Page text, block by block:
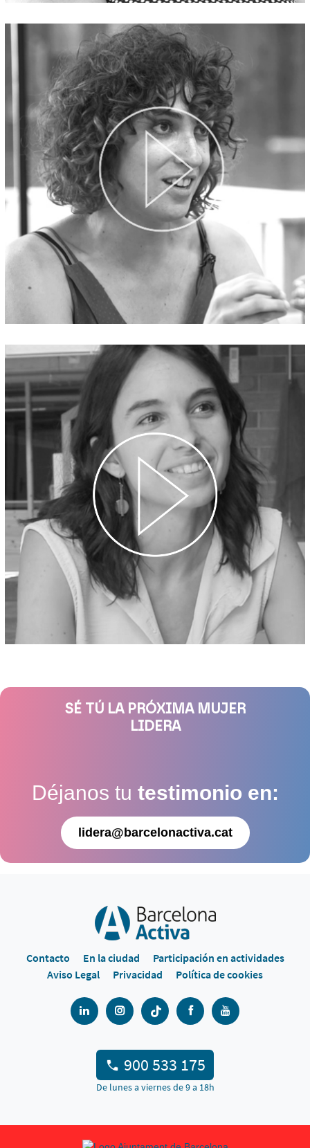
SÉ TÚ LA PRÓXIMA MUJER
LIDERA
Déjanos tu testimonio en:
lidera@barcelonactiva.cat
Contacto En la ciudad
Participación en actividades
Aviso Legal
Privacidad Política de cookies
900 533 175
De lunes a viernes de 9 a 18h